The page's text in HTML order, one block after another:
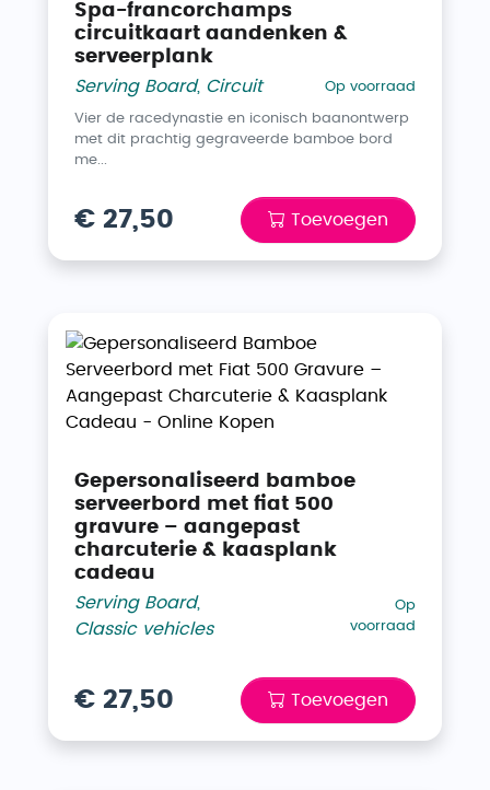
Spa-francorchamps
circuitkaart aandenken &
serveerplank
Serving Board, Circuit Op voorraad
Vier de racedynastie en iconisch baanontwerp
met dit prachtig gegraveerde bamboe bord
me...
€ 27,50 Toevoegen
Gepersonaliseerd bamboe
serveerbord met fiat 500
gravure – aangepast
charcuterie & kaasplank
cadeau
Serving Board,
Classic vehicles
Op
voorraad
€ 27,50 Toevoegen